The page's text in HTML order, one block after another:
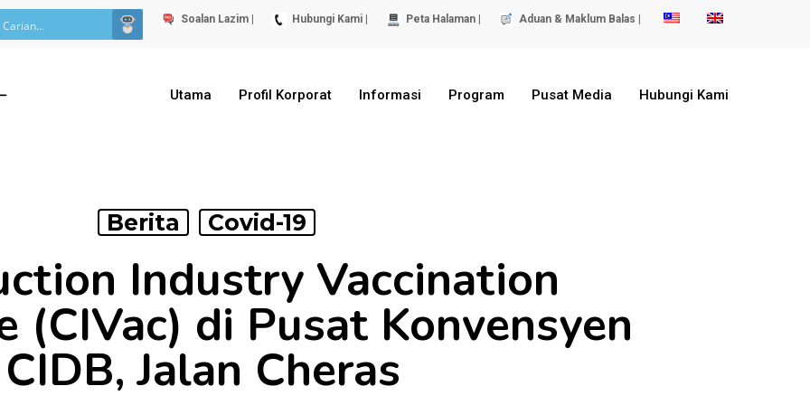
Soalan Lazim | Hubungi Kami | Peta Halaman | Aduan & Maklum Balas |
Utama Profil Korporat Informasi Program Pusat Media Hubungi Kami
Berita Covid-19
Industry Vaccination
(CIVac) di Pusat Konvensyen
CIDB, Jalan Cheras